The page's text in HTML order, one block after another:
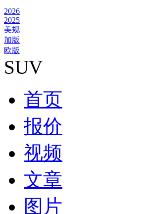
2026
2025
美规
加版
欧版
SUV
首页
报价
视频
文章
图片